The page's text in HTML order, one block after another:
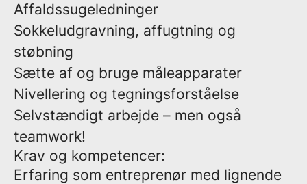
Affaldssugeledninger
Sokkeludgravning, affugtning og
støbning
Sætte af og bruge måleapparater
Nivellering og tegningsforståelse
Selvstændigt arbejde – men også
teamwork!
Krav og kompetencer:
Erfaring som entreprenør med lignende